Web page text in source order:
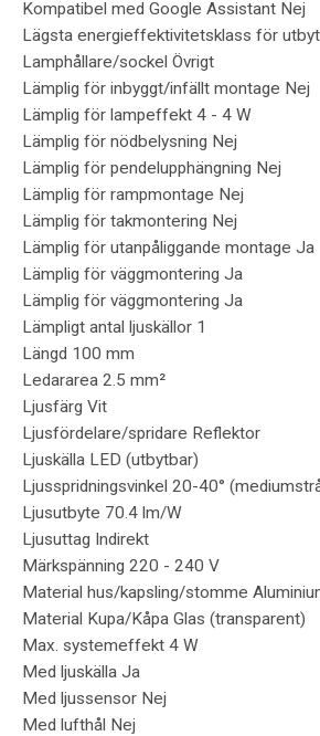
Kompatibel med Google Assistant Nej
Lägsta energieffektivitetsklass för
Lamphållare/sockel Övrigt
Lämplig för inbyggt/infällt montage Nej
Lämplig för lampeffekt 4 - 4 W
Lämplig för nödbelysning Nej
Lämplig för pendelupphängning Nej
Lämplig för rampmontage Nej
Lämplig för takmontering Nej
Lämplig för utanpåliggande montage Ja
Lämplig för väggmontering Ja
Lämplig för väggmontering Ja
Lämpligt antal ljuskällor 1
Längd 100 mm
Ledararea 2.5 mm²
Ljusfärg Vit
Ljusfördelare/spridare Reflektor
Ljuskälla LED (utbytbar)
Ljusspridningsvinkel 20-40°
Ljusutbyte 70.4 lm/W
Ljusuttag Indirekt
Märkspänning 220 - 240 V
Material hus/kapsling/stomme
Material Kupa/Kåpa Glas (transparent)
Max. systemeffekt 4 W
Med ljuskälla Ja
Med ljussensor Nej
Med lufthål Nej